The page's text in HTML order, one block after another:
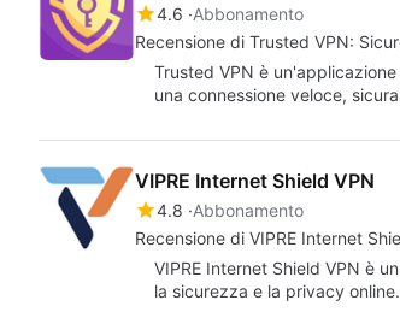
4.6 Abbonamento
Recensione di Trusted VPN:
Trusted VPN è
una connessione veloce,
VIPRE Internet Shield VPN
4.8 Abbonamento
Recensione di VIPRE Internet
VIPRE Internet Shield VPN è
la sicurezza e la privacy